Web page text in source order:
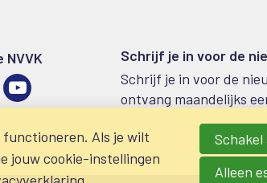
NVVK
Schrijf je in voor de
Schrijf je in voor de
ontvang maandelijks
functioneren. Als je wilt
jouw cookie-instellingen
Schakel
Alleen